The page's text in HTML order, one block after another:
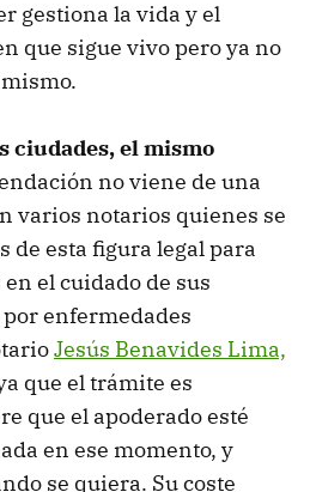
gestiona la vida y el
que sigue vivo pero ya no
ciudades, el mismo
no viene de una
varios notarios quienes se
esta figura legal para
el cuidado de sus
enfermedades
Jesús Benavides Lima,
que el trámite es
que el apoderado esté
en ese momento, y
se quiera. Su coste